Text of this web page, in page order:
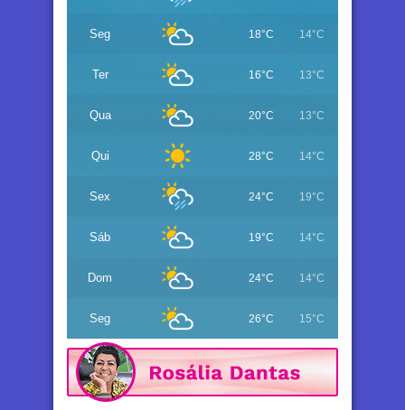
Seg 18°C 14°C
Ter 16°C 13°C
Qua 20°C 13°C
Qui 28°C 14°C
Sex 24°C 19°C
Sáb 19°C 14°C
Dom 24°C 14°C
Seg 26°C 15°C